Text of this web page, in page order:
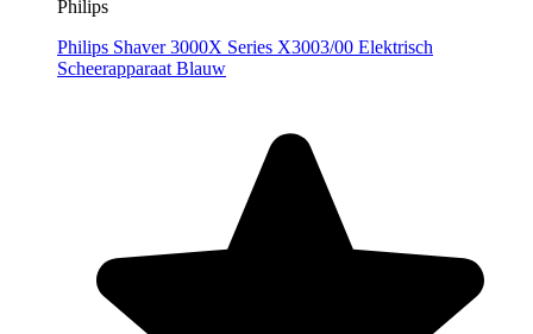
Philips
Philips Shaver 3000X Series X3003/00 Elektrisch
Scheerapparaat Blauw